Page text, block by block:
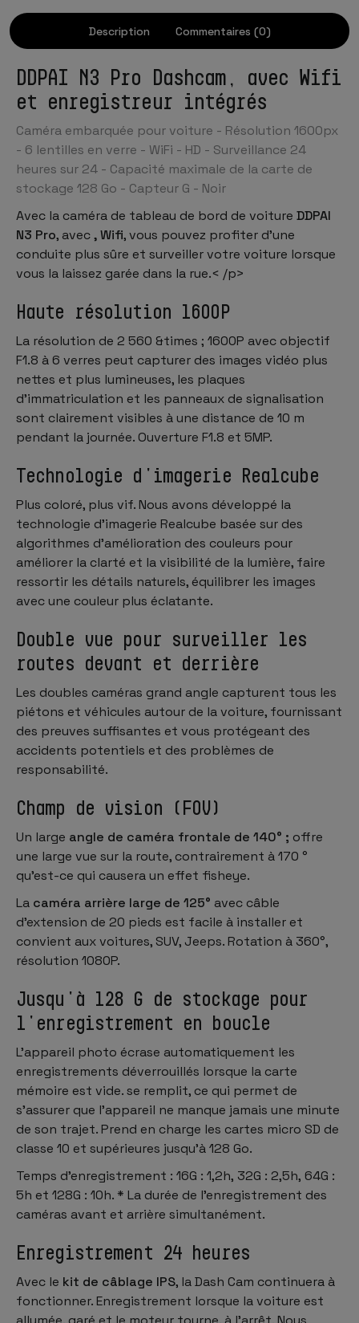
Description Commentaires (0)
DDPAI N3 Pro Dashcam, avec Wifi
et enregistreur intégrés
Caméra embarquée pour voiture - Résolution 1600px
- 6 lentilles en verre - WiFi - HD - Surveillance 24
heures sur 24 - Capacité maximale de la carte de
stockage 128 Go - Capteur G - Noir
Avec la caméra de tableau de bord de voiture DDPAI
N3 Pro, avec, Wifi, vous pouvez profiter d'une
conduite plus sûre et surveiller votre voiture lorsque
vous la laissez garée dans la rue.< /p>
Haute résolution 1600P
La résolution de 2 560 &times ; 1600P avec objectif
F1.8 à 6 verres peut capturer des images vidéo plus
nettes et plus lumineuses, les plaques
d'immatriculation et les panneaux de signalisation
sont clairement visibles à une distance de 10 m
pendant la journée. Ouverture F1.8 et 5MP.
Technologie d'imagerie Realcube
Plus coloré, plus vif. Nous avons développé la
technologie d'imagerie Realcube basée sur des
algorithmes d'amélioration des couleurs pour
améliorer la clarté et la visibilité de la lumière, faire
ressortir les détails naturels, équilibrer les images
avec une couleur plus éclatante.
Double vue pour surveiller les
routes devant et derrière
Les doubles caméras grand angle capturent tous les
piétons et véhicules autour de la voiture, fournissant
des preuves suffisantes et vous protégeant des
accidents potentiels et des problèmes de
responsabilité.
Champ de vision (FOV)
Un large angle de caméra frontale de 140° ; offre
une large vue sur la route, contrairement à 170 °
qu'est-ce qui causera un effet fisheye.
La caméra arrière large de 125° avec câble
d'extension de 20 pieds est facile à installer et
convient aux voitures, SUV, Jeeps. Rotation à 360°,
résolution 1080P.
Jusqu'à 128 G de stockage pour
l'enregistrement en boucle
L'appareil photo écrase automatiquement les
enregistrements déverrouillés lorsque la carte
mémoire est vide. se remplit, ce qui permet de
s'assurer que l'appareil ne manque jamais une minute
de son trajet. Prend en charge les cartes micro SD de
classe 10 et supérieures jusqu'à 128 Go.
Temps d'enregistrement : 16G : 1,2h, 32G : 2,5h, 64G :
5h et 128G : 10h. * La durée de l'enregistrement des
caméras avant et arrière simultanément.
Enregistrement 24 heures
Avec le kit de câblage IPS, la Dash Cam continuera à
fonctionner. Enregistrement lorsque la voiture est